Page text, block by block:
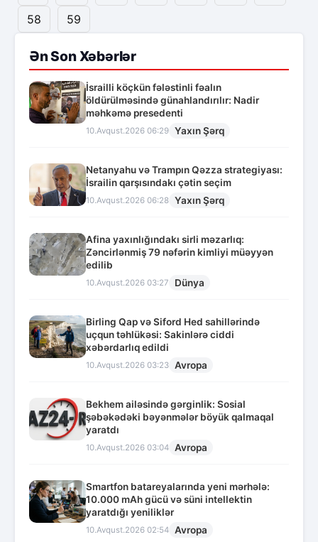
58
59
Ən Son Xəbərlər
İsrailli köçkün fələstinli fəalın
öldürülməsində günahlandırılır: Nadir
məhkəmə presedenti
10.Avqust.2026 06:29 Yaxın Şərq
Netanyahu və Trampın Qəzza strategiyası:
İsrailin qarşısındakı çətin seçim
10.Avqust.2026 06:28 Yaxın Şərq
Afina yaxınlığındakı sirli məzarlıq:
Zəncirlənmiş 79 nəfərin kimliyi müəyyən
edilib
10.Avqust.2026 03:27 Dünya
Birling Qap və Siford Hed sahillərində
uçqun təhlükəsi: Sakinlərə ciddi
xəbərdarlıq edildi
10.Avqust.2026 03:23 Avropa
Bekhem ailəsində gərginlik: Sosial
şəbəkədəki bəyənmələr böyük qalmaqal
yaratdı
10.Avqust.2026 03:04 Avropa
Smartfon batareyalarında yeni mərhələ:
10.000 mAh gücü və süni intellektin
yaratdığı yeniliklər
10.Avqust.2026 02:54 Avropa